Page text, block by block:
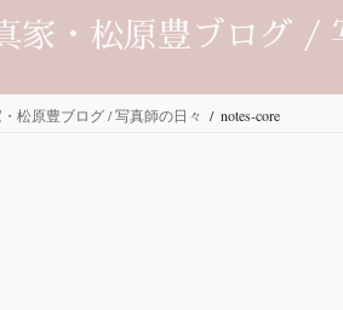
家・松原豊ブログ /
松原豊ブログ / 写真師の日々 notes-core